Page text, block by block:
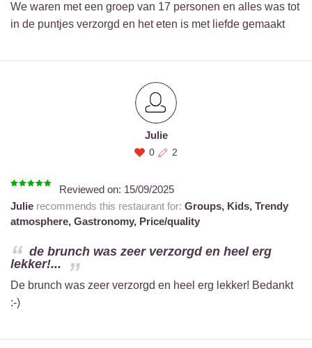
We waren met een groep van 17 personen en alles was tot
in de puntjes verzorgd en het eten is met liefde gemaakt
Julie
0 2
Reviewed on: 15/09/2025
Julie recommends this restaurant for: Groups, Kids, Trendy
atmosphere, Gastronomy, Price/quality
de brunch was zeer verzorgd en heel erg
lekker!...
De brunch was zeer verzorgd en heel erg lekker! Bedankt
:-)